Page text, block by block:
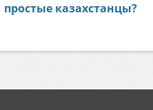
простые казахстанцы?